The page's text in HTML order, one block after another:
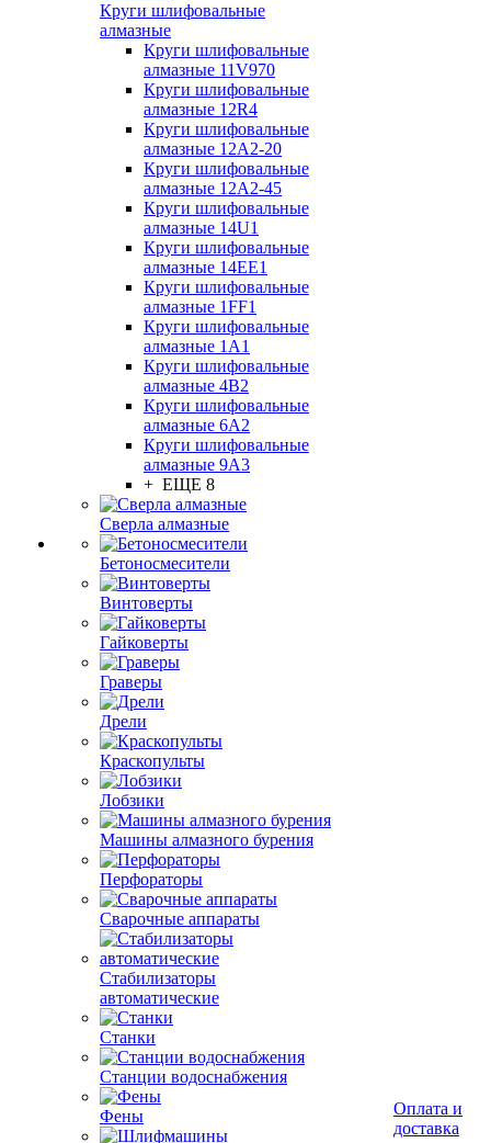
Круги шлифовальные
алмазные
Круги шлифовальные
алмазные 11V970
Круги шлифовальные
алмазные 12R4
Круги шлифовальные
алмазные 12А2-20
Круги шлифовальные
алмазные 12А2-45
Круги шлифовальные
алмазные 14U1
Круги шлифовальные
алмазные 14ЕЕ1
Круги шлифовальные
алмазные 1FF1
Круги шлифовальные
алмазные 1А1
Круги шлифовальные
алмазные 4В2
Круги шлифовальные
алмазные 6A2
Круги шлифовальные
алмазные 9А3
+ ЕЩЕ 8
Сверла алмазные
Бетоносмесители
Винтоверты
Гайковерты
Граверы
Дрели
Краскопульты
Лобзики
Машины алмазного бурения
Перфораторы
Сварочные аппараты
Стабилизаторы
автоматические
Станки
Станции водоснабжения
Фены
Оплата и
доставка